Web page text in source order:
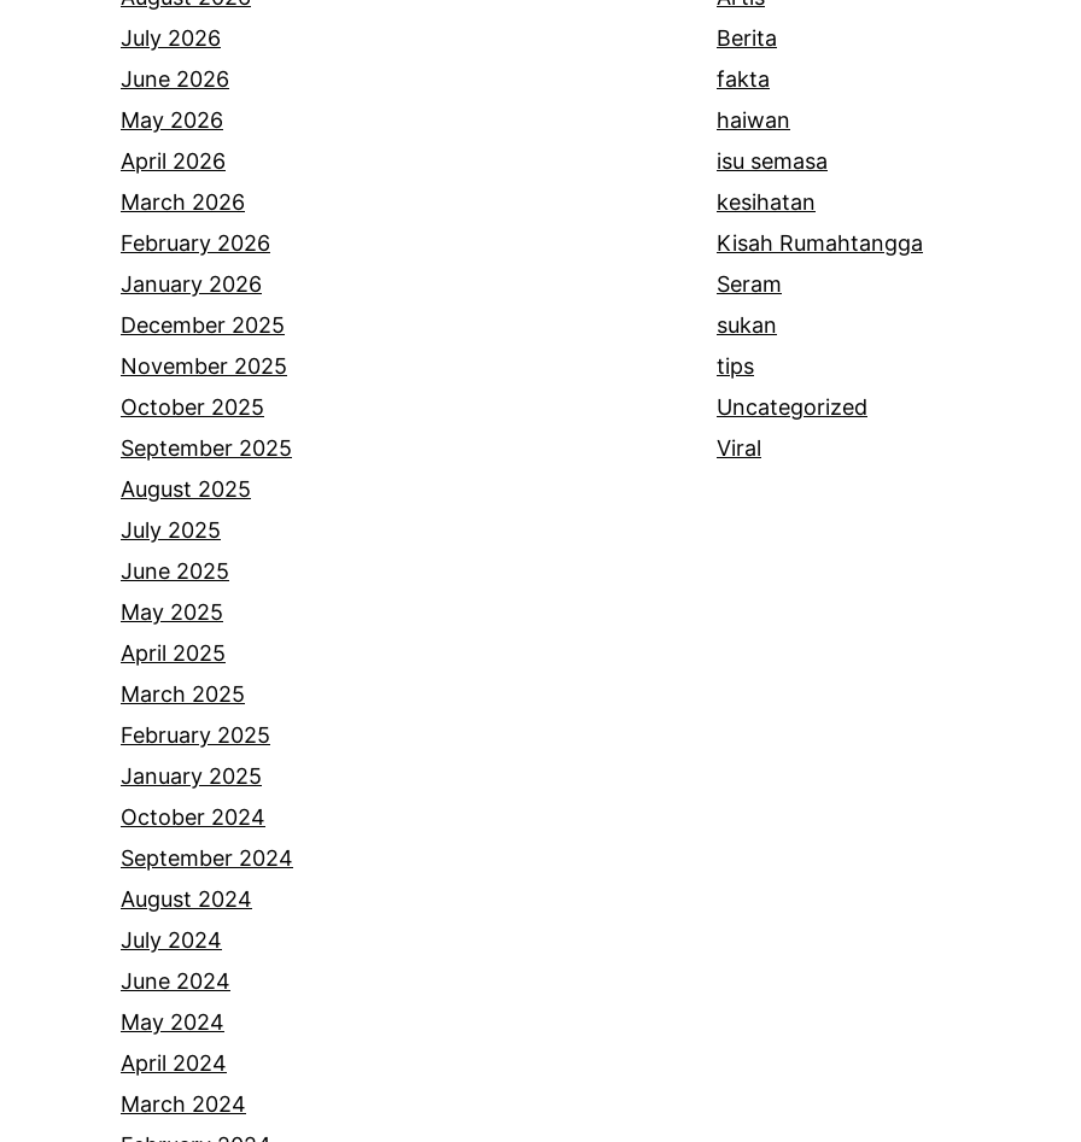
July 2026
June 2026
May 2026
April 2026
March 2026
February 2026
January 2026
December 2025
November 2025
October 2025
September 2025
August 2025
July 2025
June 2025
May 2025
April 2025
March 2025
February 2025
January 2025
October 2024
September 2024
August 2024
July 2024
June 2024
May 2024
April 2024
March 2024
Berita
fakta
haiwan
isu semasa
kesihatan
Kisah Rumahtangga
Seram
sukan
tips
Uncategorized
Viral